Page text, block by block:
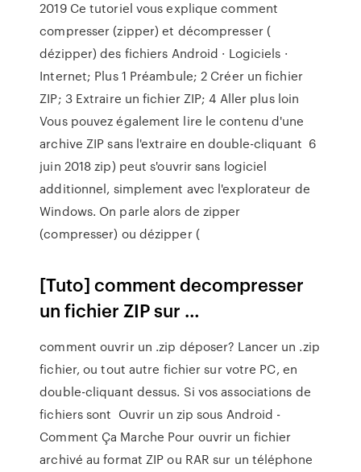
2019 Ce tutoriel vous explique comment
compresser (zipper) et décompresser (
dézipper) des fichiers Android · Logiciels ·
Internet; Plus 1 Préambule; 2 Créer un fichier
ZIP; 3 Extraire un fichier ZIP; 4 Aller plus loin
Vous pouvez également lire le contenu d'une
archive ZIP sans l'extraire en double-cliquant 6
juin 2018 zip) peut s'ouvrir sans logiciel
additionnel, simplement avec l'explorateur de
Windows. On parle alors de zipper
(compresser) ou dézipper (
[Tuto] comment decompresser
un fichier ZIP sur …
comment ouvrir un .zip déposer? Lancer un .zip
fichier, ou tout autre fichier sur votre PC, en
double-cliquant dessus. Si vos associations de
fichiers sont Ouvrir un zip sous Android -
Comment Ça Marche Pour ouvrir un fichier
archivé au format ZIP ou RAR sur un téléphone